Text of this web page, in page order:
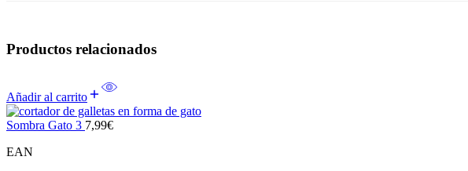
Productos relacionados
Añadir al carrito
Sombra Gato 3 7,99€
EAN